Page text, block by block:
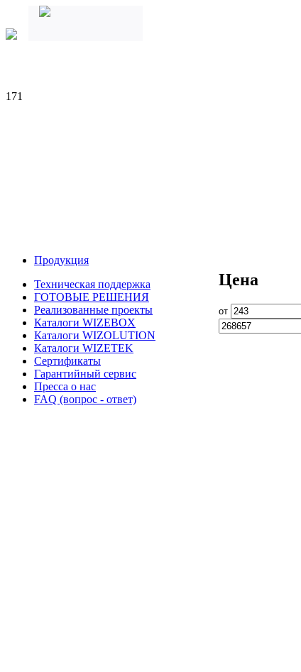
171
Продукция
Техническая поддержка
ГОТОВЫЕ РЕШЕНИЯ
Реализованные проекты
Каталоги WIZEBOX
Каталоги WIZOLUTION
Каталоги WIZETEK
Сертификаты
Гарантийный сервис
Пресса о нас
FAQ (вопрос - ответ)
Цена
от